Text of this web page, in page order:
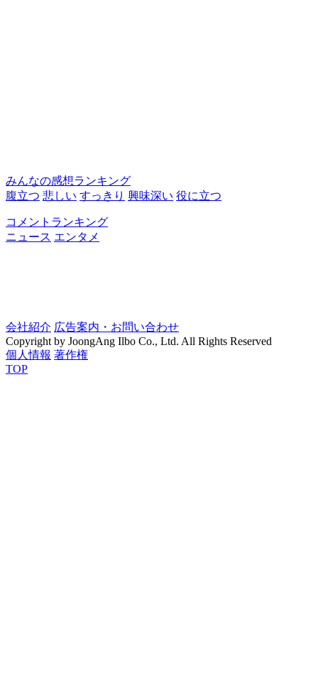
みんなの感想ランキング
腹立つ 悲しい すっきり 興味深い 役に立つ
コメントランキング
ニュース エンタメ
会社紹介 広告案内・お問い合わせ
Copyright by JoongAng Ilbo Co., Ltd. All Rights Reserved
個人情報 著作権
TOP